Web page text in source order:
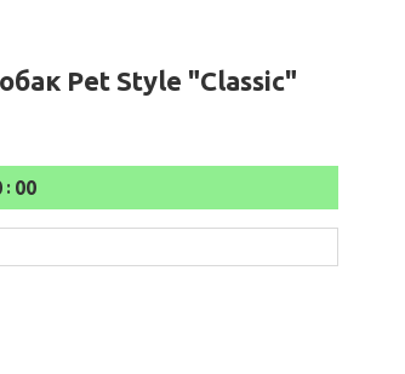
Pet Style "Classic"
00